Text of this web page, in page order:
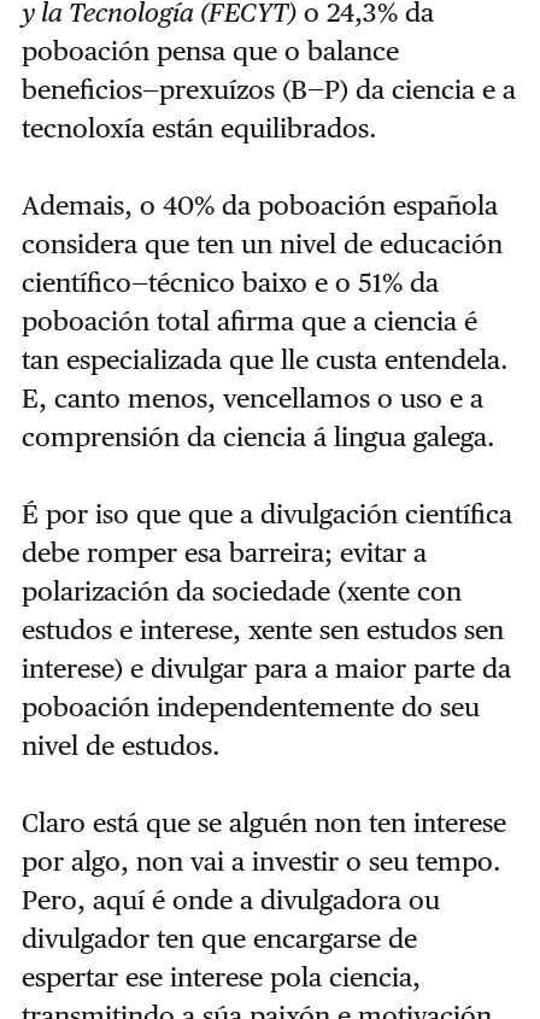
y la Tecnología (FECYT)o 24,3% da
poboación pensa que o balance
beneficios—prexuízos (B—P) da ciencia e a
tecnoloxía están equilibrados.
Ademais, o 40% da poboación española
considera que ten un nivel de educación
científico—técnico baixo e o 51% da
poboación total afirma que a ciencia é
tan especializada que lle custa entendela.
E, canto menos, vencellamos o uso e a
comprensión da ciencia á lingua galega.
É por iso que que a divulgación científica
debe romper esa barreira; evitar a
polarización da sociedade (xente con
estudos e interese, xente sen estudos sen
interese) e divulgar para a maior parte da
poboación independentemente do seu
nivel de estudos.
Claro está que se alguén non ten interese
por algo, non vai a investir o seu tempo.
Pero, aquí é onde a divulgadora ou
divulgador ten que encargarse de
espertar ese interese pola ciencia,